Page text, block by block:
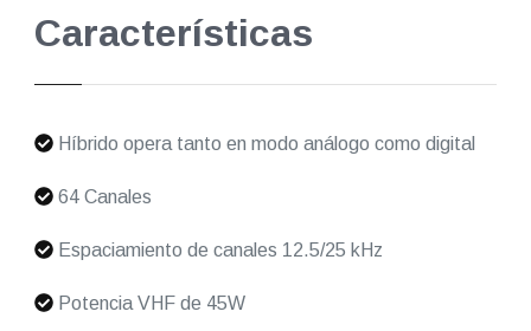
Características
Híbrido opera tanto en modo análogo como digital
64 Canales
Espaciamiento de canales 12.5/25 kHz
Potencia VHF de 45W